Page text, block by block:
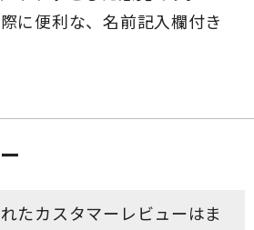
に便利な、名前記入欄付き
たカスタマーレビューはま